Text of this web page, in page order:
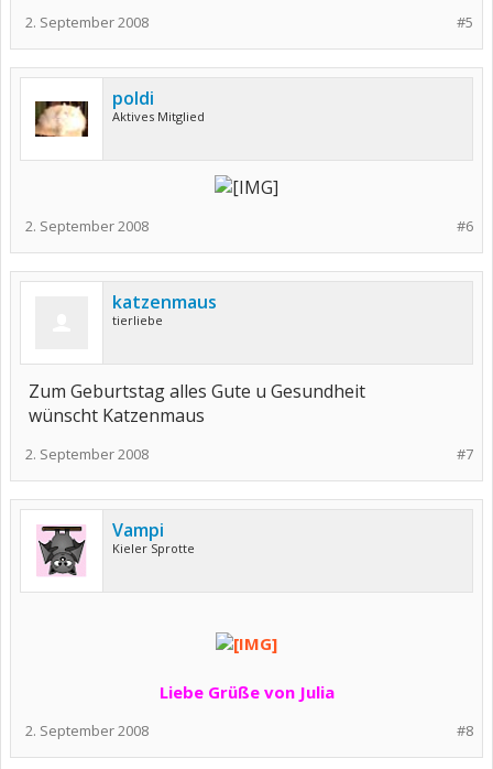
#5
2. September 2008
poldi
Aktives Mitglied
#6
2. September 2008
katzenmaus
tierliebe
Zum Geburtstag alles Gute u Gesundheit
wünscht Katzenmaus
#7
2. September 2008
Vampi
Kieler Sprotte
Liebe Grüße von Julia
#8
2. September 2008